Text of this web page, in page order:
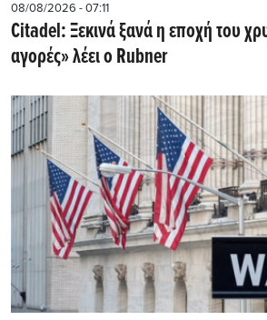
08/08/2026 - 07:11
Citadel: Ξεκινά ξανά η εποχή του
αγορές» λέει ο Rubner